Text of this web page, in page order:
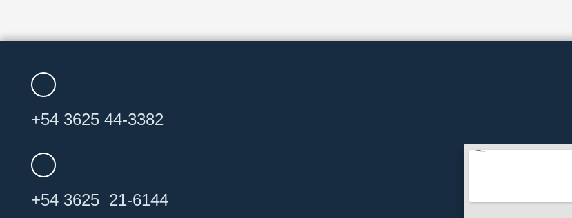
+54 3625 44-3382
+54 3625 21-6144